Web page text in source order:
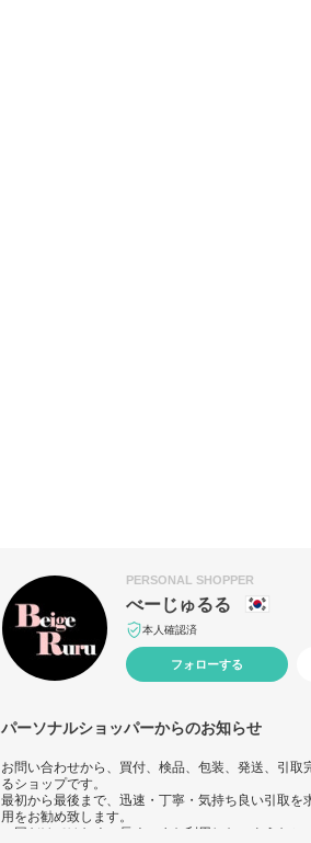
PERSONAL SHOPPER
べーじゅるる
本人確認済
フォローする
パーソナルショッパーからのお知らせ
お問い合わせから、買付、検品、包装、発送、引取
るショップです。
最初から最後まで、迅速・丁寧・気持ち良い引取を
用をお勧め致します。
一回だけではなく、長く、また利用したいようなシ